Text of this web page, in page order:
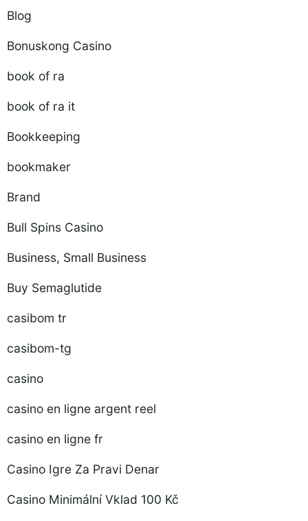
Blog
Bonuskong Casino
book of ra
book of ra it
Bookkeeping
bookmaker
Brand
Bull Spins Casino
Business, Small Business
Buy Semaglutide
casibom tr
casibom-tg
casino
casino en ligne argent reel
casino en ligne fr
Casino Igre Za Pravi Denar
Casino Minimální Vklad 100 Kč